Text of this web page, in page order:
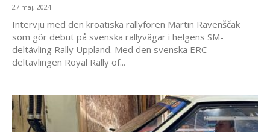
27 maj, 2024
Intervju med den kroatiska rallyfören Martin Ravenščak
som gör debut på svenska rallyvägar i helgens SM-
deltävling Rally Uppland. Med den svenska ERC-
deltävlingen Royal Rally of...